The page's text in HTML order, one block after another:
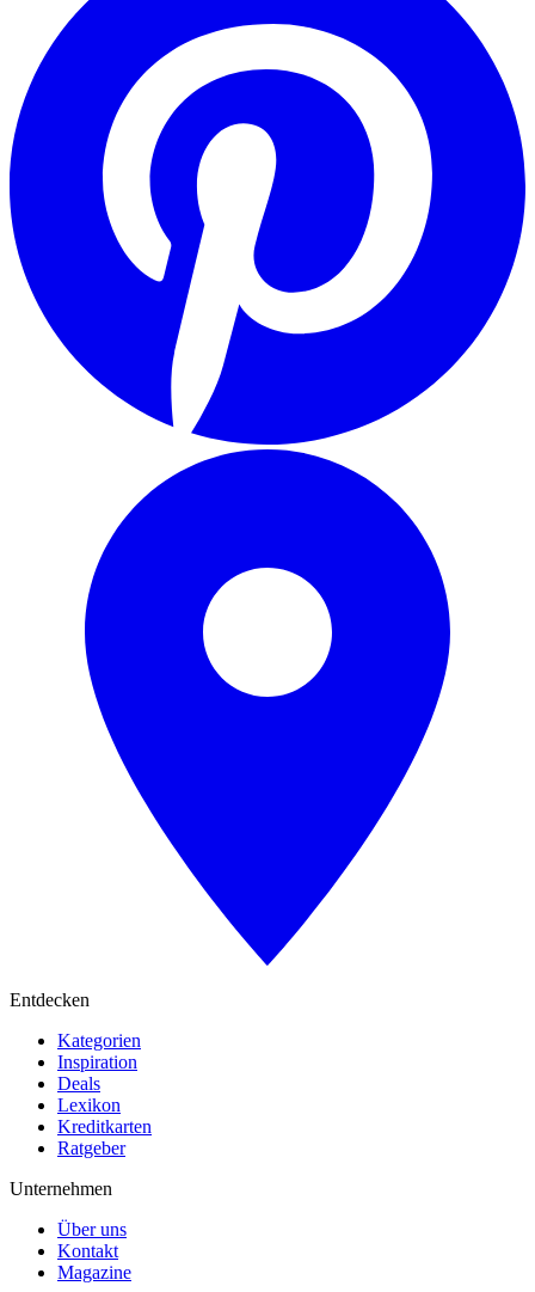
Entdecken
Kategorien
Inspiration
Deals
Lexikon
Kreditkarten
Ratgeber
Unternehmen
Über uns
Kontakt
Magazine